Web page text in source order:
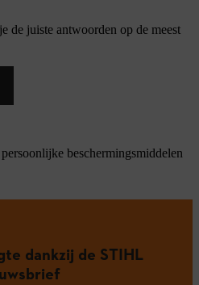
de juiste antwoorden op de meest
beschermingsmiddelen
dankzij de STIHL